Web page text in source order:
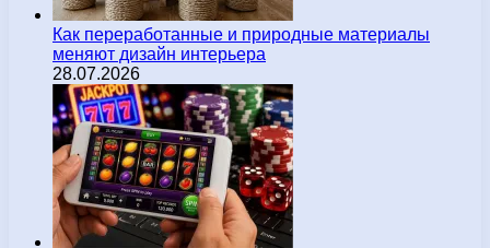
Как переработанные и природные материалы
меняют дизайн интерьера
28.07.2026